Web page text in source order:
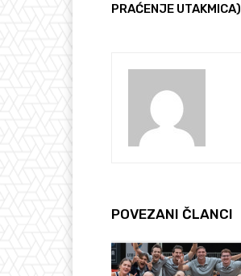
PRAĆENJE UTAKMICA)
POVEZANI ČLANCI